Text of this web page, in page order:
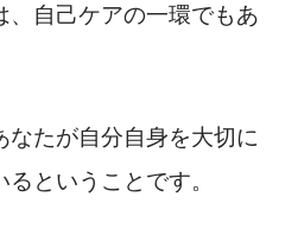
、自己ケアの一環でもあ
なたが自分自身を大切に
ということです。